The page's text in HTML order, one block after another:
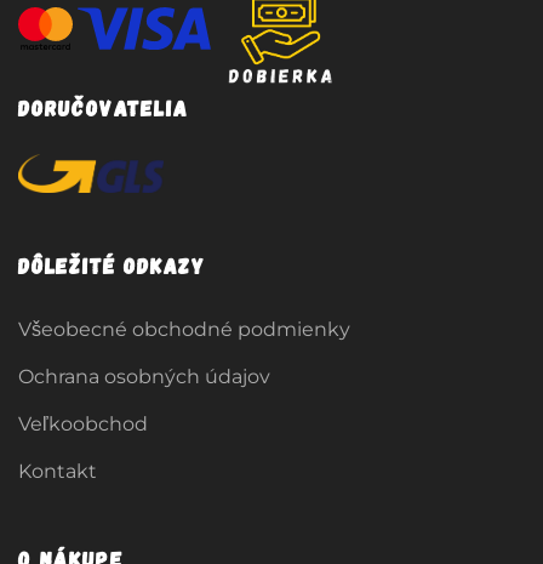
Doručovatelia
Dôležité odkazy
Všeobecné obchodné podmienky
Ochrana osobných údajov
Veľkoobchod
Kontakt